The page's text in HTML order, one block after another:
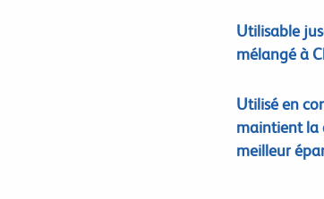
Utilisable
mélangé à
Utilisé en
maintient la
meilleur